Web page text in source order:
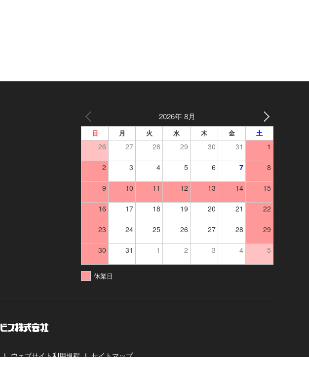
2026年 8月
日 月 火 水 木 金 土
26 27 28 29 30 31 1
2 3 4 5 6 7 8
9 10 11 12 13 14 15
16 17 18 19 20 21 22
23 24 25 26 27 28 29
30 31 1 2 3 4 5
休業日
ウェブサイト利用規程 サイトマップ